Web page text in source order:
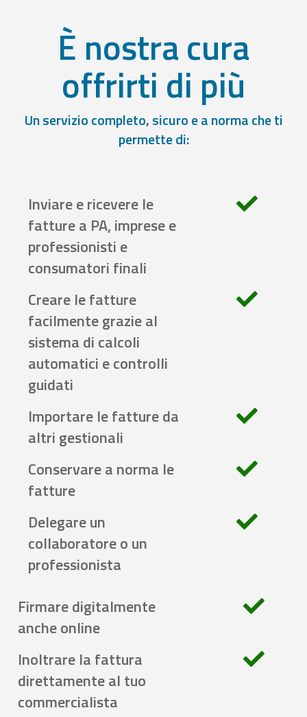
È nostra cura
offrirti di più
Un servizio completo, sicuro e a norma che ti
permette di:
Inviare e ricevere le
fatture a PA, imprese e
professionisti e
consumatori finali
Creare le fatture
facilmente grazie al
sistema di calcoli
automatici e controlli
guidati
Importare le fatture da
altri gestionali
Conservare a norma le
fatture
Delegare un
collaboratore o un
professionista
Firmare digitalmente
anche online
Inoltrare la fattura
direttamente al tuo
commercialista